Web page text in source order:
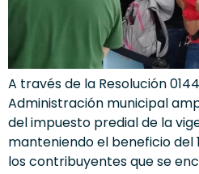
A través de la Resolución
Administración municipal
del impuesto predial de la
manteniendo el beneficio del
los contribuyentes que se